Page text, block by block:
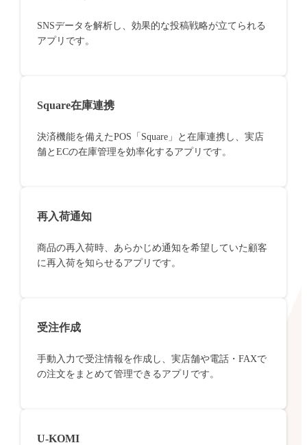
SNSデータを解析し、効果的な投稿戦略が立てられる
アプリです。
Square在庫連携
決済機能を備えたPOS「Square」と在庫連携し、実店
舗とECの在庫管理を効率化するアプリです。
再入荷通知
商品の再入荷時、あらかじめ通知を希望していた顧客
に再入荷を知らせるアプリです。
受注作成
手動入力で受注情報を作成し、実店舗や電話・FAXで
の注文をまとめて管理できるアプリです。
U-KOMI